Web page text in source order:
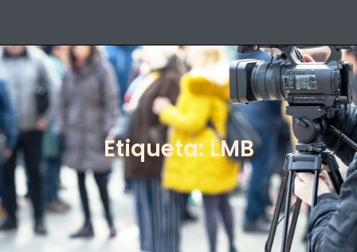
Etiqueta: LMB